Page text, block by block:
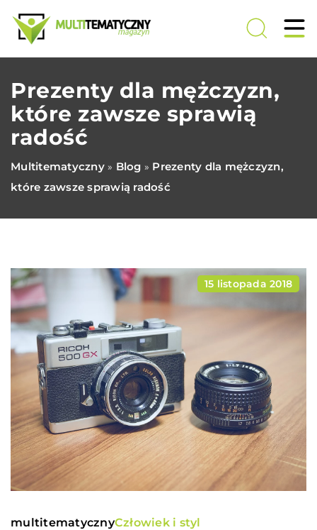
Prezenty dla mężczyzn,
które zawsze sprawią
radość
Multitematyczny» Blog » Prezenty dla mężczyzn,
które zawsze sprawią radość
15 listopada 2018
multitematycznyCzłowiek i styl